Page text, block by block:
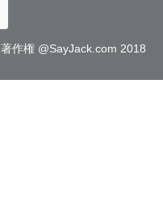
著作権 @SayJack.com 2018